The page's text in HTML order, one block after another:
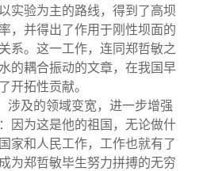
实验为主的路线，得到了高坝
，并得出了作用于刚性坝面的
系。这一工作，连同郑哲敏之
的耦合振动的文章，在我国早
开拓性贡献。
涉及的领域变宽，进一步增强
因为这是他的祖国，无论做什
家和人民工作，工作也就有了
为郑哲敏毕生努力拼搏的无穷